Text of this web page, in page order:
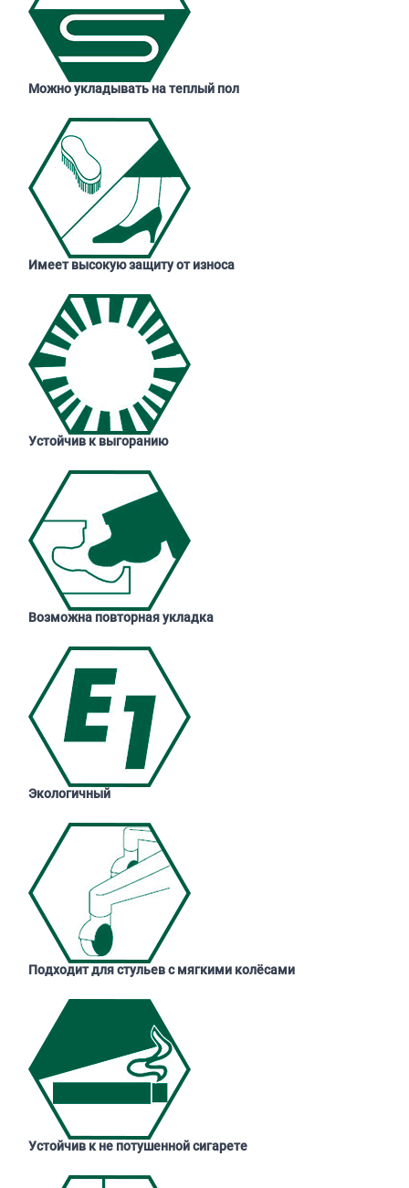
Можно укладывать на теплый пол
Имеет высокую защиту от износа
Устойчив к выгоранию
Возможна повторная укладка
Экологичный
Подходит для стульев с мягкими колёсами
Устойчив к не потушенной сигарете